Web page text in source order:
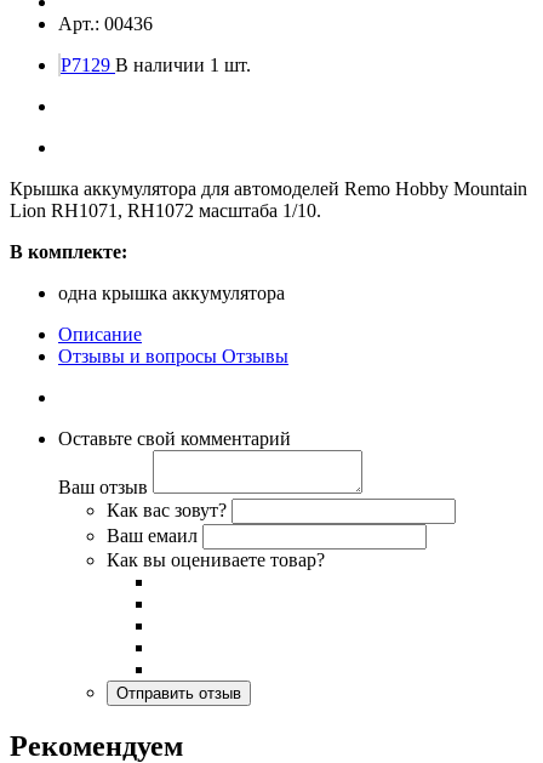
Арт.: 00436
P7129 В наличии 1 шт.
Крышка аккумулятора для автомоделей Remo Hobby Mountain
Lion RH1071, RH1072 масштаба 1/10.
В комплекте:
одна крышка аккумулятора
Описание
Отзывы и вопросы Отзывы
Оставьте свой комментарий
Ваш отзыв
Как вас зовут?
Ваш емаил
Как вы оцениваете товар?
Рекомендуем